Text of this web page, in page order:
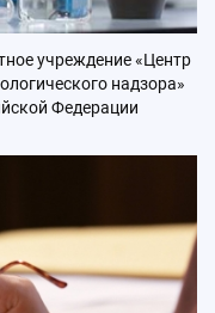
учреждение «Центр
надзора»
Федерации